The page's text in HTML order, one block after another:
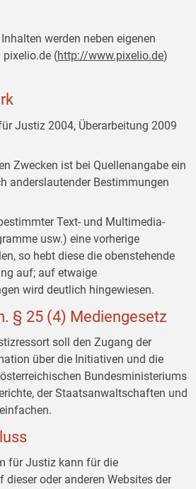
werden neben eigenen
pixelio.de (http://www.pixelio.de)
Justiz 2004, Überarbeitung 2009
Zwecken ist bei Quellenangabe ein
anderslautender Bestimmungen
Text- und Multimedia-
usw.) eine vorherige
so hebt diese die obenstehende
auf; auf etwaige
wird deutlich hingewiesen.
§ 25 (4) Mediengesetz
soll den Zugang der
über die Initiativen und die
Bundesministeriums
der Staatsanwaltschaften und
für Justiz kann für die
oder anderen Websites der